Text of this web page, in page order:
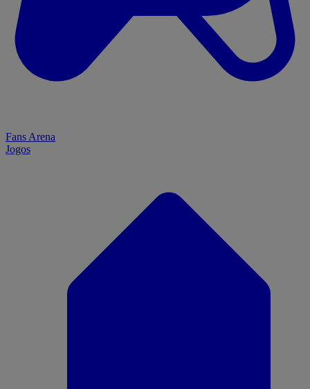
Fans Arena
Jogos